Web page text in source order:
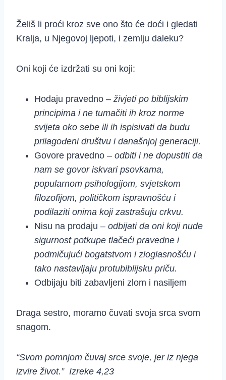
Želiš li proći kroz sve ono što će doći i gledati
Kralja, u Njegovoj ljepoti, i zemlju daleku?
Oni koji će izdržati su oni koji:
Hodaju pravedno –živjeti po biblijskim
principima i ne tumačiti ih kroz norme
svijeta oko sebe ili ih ispisivati da budu
prilagođeni društvu i današnjoj generaciji.
Govore pravedno – odbiti i ne dopustiti da
nam se govor iskvari psovkama,
popularnom psihologijom, svjetskom
filozofijom, političkom ispravnošću i
podilaziti onima koji zastrašuju crkvu.
Nisu na prodaju – odbijati da oni koji nude
sigurnost potkupe tlačeći pravedne i
podmičujući bogatstvom i zloglasnošću i
tako nastavljaju protubiblijsku priču.
Odbijaju biti zabavljeni zlom i nasiljem
Draga sestro, moramo čuvati svoja srca svom
snagom.
“Svom pomnjom čuvaj srce svoje, jer iz njega
izvire život.” Izreke 4,23